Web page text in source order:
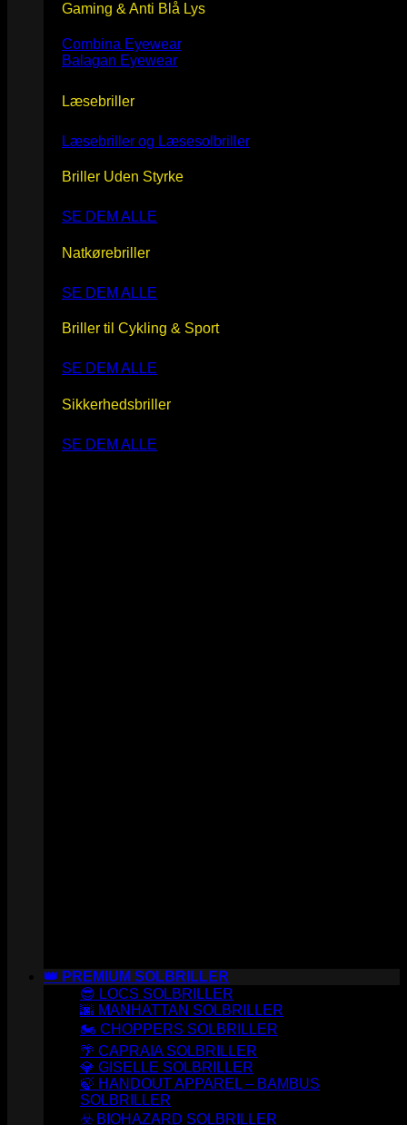
Gaming & Anti Blå Lys
Combina Eyewear
Balagan Eyewear
Læsebriller
Læsebriller og Læsesolbriller
Briller Uden Styrke
SE DEM ALLE
Natkørebriller
SE DEM ALLE
Briller til Cykling & Sport
SE DEM ALLE
Sikkerhedsbriller
SE DEM ALLE
👑 PREMIUM SOLBRILLER
😎 LOCS SOLBRILLER
🌆 MANHATTAN SOLBRILLER
🏍️ CHOPPERS SOLBRILLER
🌴 CAPRAIA SOLBRILLER
💎 GISELLE SOLBRILLER
🍃 HANDOUT APPAREL – BAMBUS
SOLBRILLER
☣️ BIOHAZARD SOLBRILLER